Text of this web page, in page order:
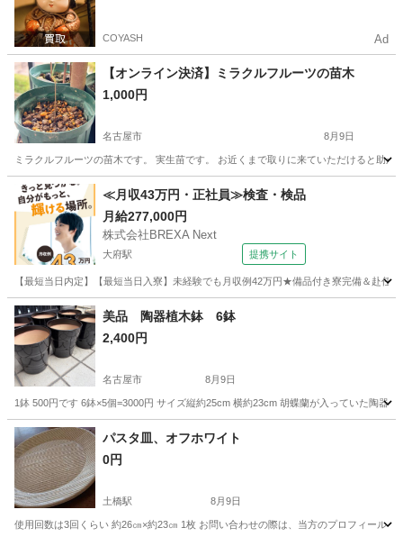
COYASH Ad
【オンライン決済】ミラクルフルーツの苗木
1,000円
名古屋市 8月9日
ミラクルフルーツの苗木です。 実生苗です。 お近くまで取りに来ていただけると助か
愛知 名古屋市 家庭用品 ミラクルフルーツ
≪月収43万円・正社員≫検査・検品
月給277,000円
株式会社BREXA Next
大府駅 提携サイト
【最短当日内定】【最短当日入寮】未経験でも月収例42万円★備品付き寮完備＆赴
愛知 大府市 大府駅 その他
美品 陶器植木鉢 6鉢
2,400円
名古屋市 8月9日
1鉢 500円です 6鉢×5個=3000円 サイズ縦約25cm 横約23cm 胡蝶蘭が入っていた陶器鉢
愛知 名古屋市 家庭用品
パスタ皿、オフホワイト
0円
土橋駅 8月9日
使用回数は3回くらい 約26㎝×約23㎝ 1枚 お問い合わせの際は、当方のプロフィールを